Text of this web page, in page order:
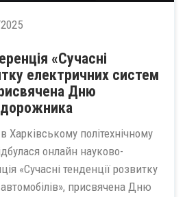
«Сучасні
електричних систем
Дню
дорожника
Харківському політехнічному
онлайн науково-
«Сучасні тенденції розвитку
присвячена Дню